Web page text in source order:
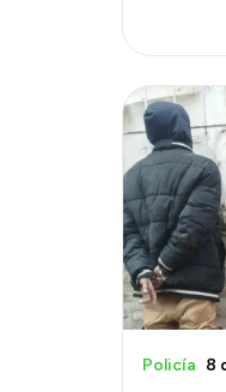
Policía 8